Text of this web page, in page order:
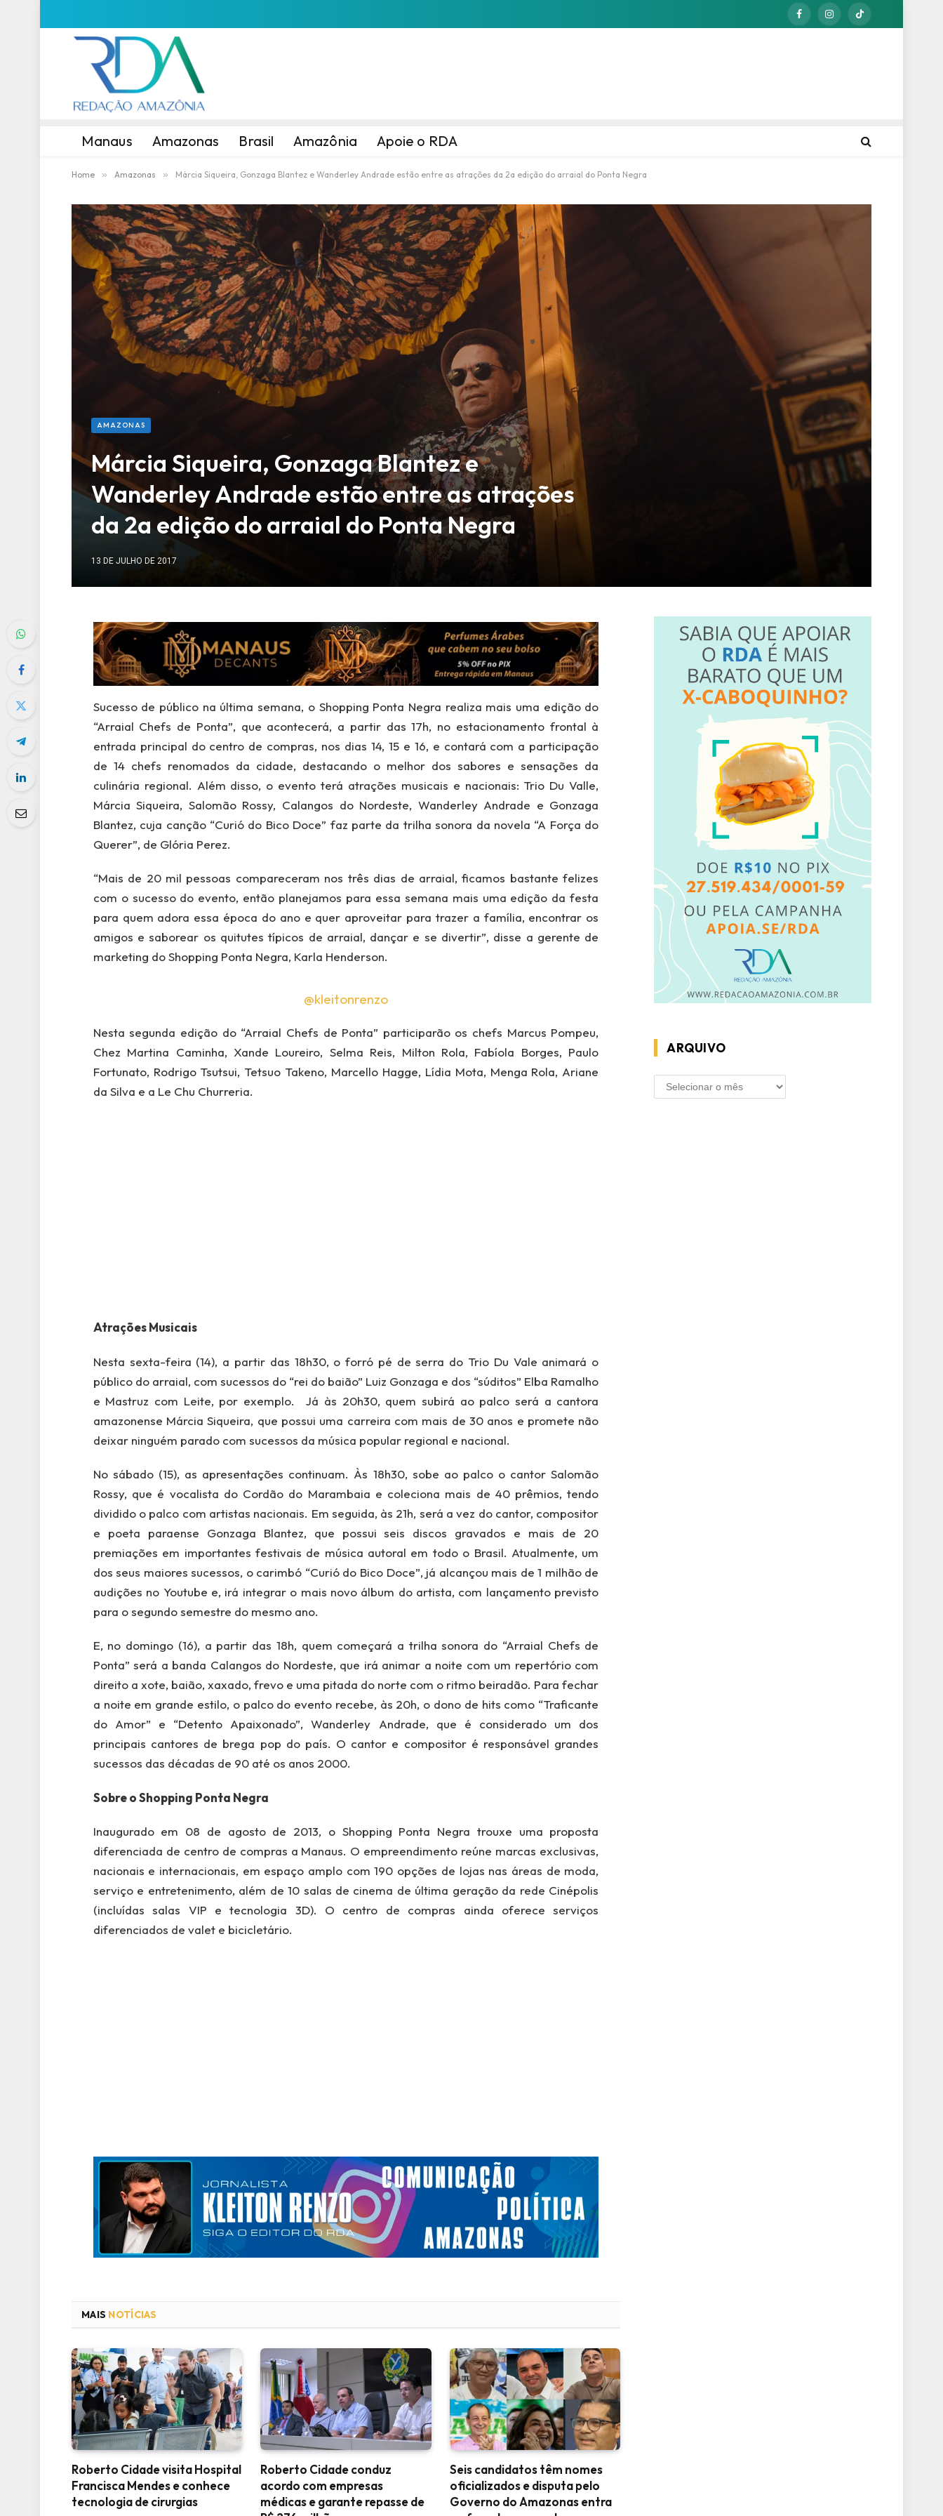
FacebookInstagramTikTok
Manaus Amazonas Brasil Amazônia Apoie o RDA
Home » Amazonas » Márcia Siqueira, Gonzaga Blantez e Wanderley Andrade estão entre as atrações da 2a edição do arraial do Ponta Negra
AMAZONAS
Márcia Siqueira, Gonzaga Blantez e
Wanderley Andrade estão entre as atrações
da 2a edição do arraial do Ponta Negra
13 DE JULHO DE 2017
Sucesso de público na última semana, o Shopping Ponta Negra realiza mais uma edição do
“Arraial Chefs de Ponta”, que acontecerá, a partir das 17h, no estacionamento frontal à
entrada principal do centro de compras, nos dias 14, 15 e 16, e contará com a participação
de 14 chefs renomados da cidade, destacando o melhor dos sabores e sensações da
culinária regional. Além disso, o evento terá atrações musicais e nacionais: Trio Du Valle,
Márcia Siqueira, Salomão Rossy, Calangos do Nordeste, Wanderley Andrade e Gonzaga
Blantez, cuja canção “Curió do Bico Doce” faz parte da trilha sonora da novela “A Força do
Querer”, de Glória Perez.
“Mais de 20 mil pessoas compareceram nos três dias de arraial, ficamos bastante felizes
com o sucesso do evento, então planejamos para essa semana mais uma edição da festa
para quem adora essa época do ano e quer aproveitar para trazer a família, encontrar os
amigos e saborear os quitutes típicos de arraial, dançar e se divertir”, disse a gerente de
marketing do Shopping Ponta Negra, Karla Henderson.
@kleitonrenzo
Nesta segunda edição do “Arraial Chefs de Ponta” participarão os chefs Marcus Pompeu,
Chez Martina Caminha, Xande Loureiro, Selma Reis, Milton Rola, Fabíola Borges, Paulo
Fortunato, Rodrigo Tsutsui, Tetsuo Takeno, Marcello Hagge, Lídia Mota, Menga Rola, Ariane
da Silva e a Le Chu Churreria.
Atrações Musicais
Nesta sexta-feira (14), a partir das 18h30, o forró pé de serra do Trio Du Vale animará o
público do arraial, com sucessos do “rei do baião” Luiz Gonzaga e dos “súditos” Elba Ramalho
e Mastruz com Leite, por exemplo. Já às 20h30, quem subirá ao palco será a cantora
amazonense Márcia Siqueira, que possui uma carreira com mais de 30 anos e promete não
deixar ninguém parado com sucessos da música popular regional e nacional.
No sábado (15), as apresentações continuam. Às 18h30, sobe ao palco o cantor Salomão
Rossy, que é vocalista do Cordão do Marambaia e coleciona mais de 40 prêmios, tendo
dividido o palco com artistas nacionais. Em seguida, às 21h, será a vez do cantor, compositor
e poeta paraense Gonzaga Blantez, que possui seis discos gravados e mais de 20
premiações em importantes festivais de música autoral em todo o Brasil. Atualmente, um
dos seus maiores sucessos, o carimbó “Curió do Bico Doce”, já alcançou mais de 1 milhão de
audições no Youtube e, irá integrar o mais novo álbum do artista, com lançamento previsto
para o segundo semestre do mesmo ano.
E, no domingo (16), a partir das 18h, quem começará a trilha sonora do “Arraial Chefs de
Ponta” será a banda Calangos do Nordeste, que irá animar a noite com um repertório com
direito a xote, baião, xaxado, frevo e uma pitada do norte com o ritmo beiradão. Para fechar
a noite em grande estilo, o palco do evento recebe, às 20h, o dono de hits como “Traficante
do Amor” e “Detento Apaixonado”, Wanderley Andrade, que é considerado um dos
principais cantores de brega pop do país. O cantor e compositor é responsável grandes
sucessos das décadas de 90 até os anos 2000.
Sobre o Shopping Ponta Negra
Inaugurado em 08 de agosto de 2013, o Shopping Ponta Negra trouxe uma proposta
diferenciada de centro de compras a Manaus. O empreendimento reúne marcas exclusivas,
nacionais e internacionais, em espaço amplo com 190 opções de lojas nas áreas de moda,
serviço e entretenimento, além de 10 salas de cinema de última geração da rede Cinépolis
(incluídas salas VIP e tecnologia 3D). O centro de compras ainda oferece serviços
diferenciados de valet e bicicletário.
MAIS NOTÍCIAS
Roberto Cidade visita Hospital
Francisca Mendes e conhece
tecnologia de cirurgias
Roberto Cidade conduz
acordo com empresas
médicas e garante repasse de
Seis candidatos têm nomes
oficializados e disputa pelo
Governo do Amazonas entra
ARQUIVO
ARQUIVO